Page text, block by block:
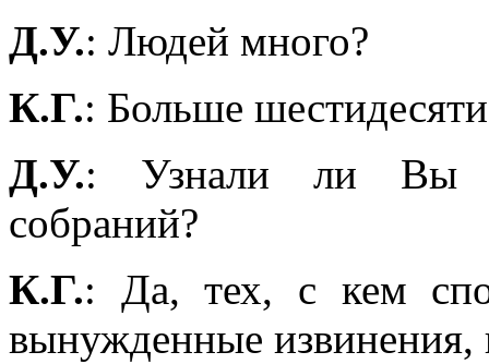
Д.У.: Людей много?
К.Г.: Больше
Д.У.: Узнали ли Вы
собраний?
К.Г.: Да, тех, с кем
вынужденные извинения,